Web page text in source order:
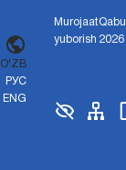
O'ZB
РУС
ENG
Murojaat
yuborish
Qabul
2026